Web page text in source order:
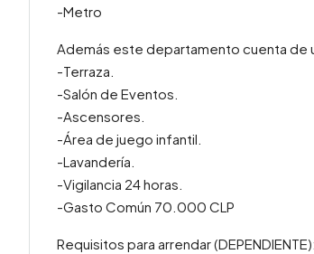
-Metro
Además este departamento cuenta de
-Terraza.
-Salón de Eventos.
-Ascensores.
-Área de juego infantil.
-Lavandería.
-Vigilancia 24 horas.
-Gasto Común 70.000 CLP
Requisitos para arrendar (DEPENDIENTE):